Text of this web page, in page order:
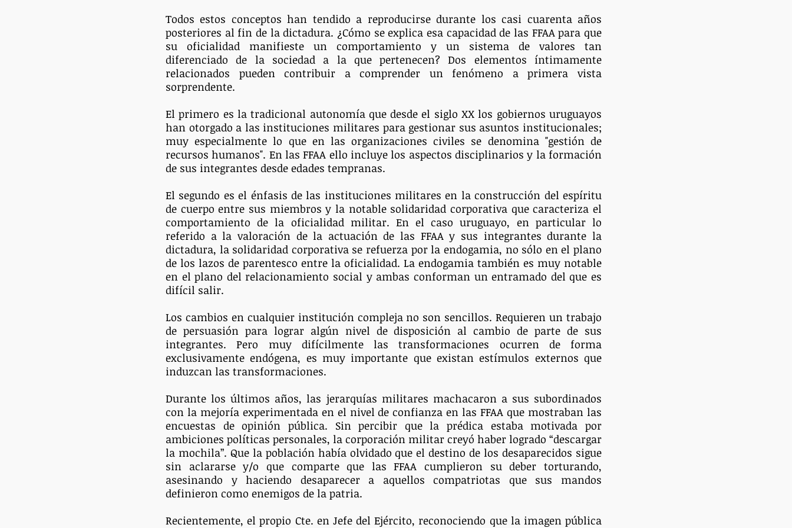
Todos estos conceptos han tendido a reproducirse durante los casi cuarenta años
posteriores al fin de la dictadura. ¿Cómo se explica esa capacidad de las FFAA para que
su oficialidad manifieste un comportamiento y un sistema de valores tan
diferenciado de la sociedad a la que pertenecen? Dos elementos íntimamente
relacionados pueden contribuir a comprender un fenómeno a primera vista
sorprendente.
El primero es la tradicional autonomía que desde el siglo XX los gobiernos uruguayos
han otorgado a las instituciones militares para gestionar sus asuntos institucionales;
muy especialmente lo que en las organizaciones civiles se denomina "gestión de
recursos humanos". En las FFAA ello incluye los aspectos disciplinarios y la formación
de sus integrantes desde edades tempranas.
El segundo es el énfasis de las instituciones militares en la construcción del espíritu
de cuerpo entre sus miembros y la notable solidaridad corporativa que caracteriza el
comportamiento de la oficialidad militar. En el caso uruguayo, en particular lo
referido a la valoración de la actuación de las FFAA y sus integrantes durante la
dictadura, la solidaridad corporativa se refuerza por la endogamia, no sólo en el plano
de los lazos de parentesco entre la oficialidad. La endogamia también es muy notable
en el plano del relacionamiento social y ambas conforman un entramado del que es
difícil salir.
Los cambios en cualquier institución compleja no son sencillos. Requieren un trabajo
de persuasión para lograr algún nivel de disposición al cambio de parte de sus
integrantes. Pero muy difícilmente las transformaciones ocurren de forma
exclusivamente endógena, es muy importante que existan estímulos externos que
induzcan las transformaciones.
Durante los últimos años, las jerarquías militares machacaron a sus subordinados
con la mejoría experimentada en el nivel de confianza en las FFAA que mostraban las
encuestas de opinión pública. Sin percibir que la prédica estaba motivada por
ambiciones políticas personales, la corporación militar creyó haber logrado “descargar
la mochila”. Que la población había olvidado que el destino de los desaparecidos sigue
sin aclararse y/o que comparte que las FFAA cumplieron su deber torturando,
asesinando y haciendo desaparecer a aquellos compatriotas que sus mandos
definieron como enemigos de la patria.
Recientemente, el propio Cte. en Jefe del Ejército, reconociendo que la imagen pública